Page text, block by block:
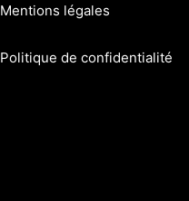
Mentions légales
Politique de confidentialité